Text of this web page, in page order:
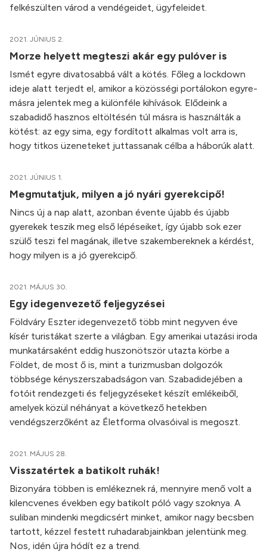
felkészülten várod a vendégeidet, ügyfeleidet.
2021. JÚNIUS 2.
Morze helyett megteszi akár egy pulóver is
Ismét egyre divatosabbá vált a kötés. Főleg a lockdown
ideje alatt terjedt el, amikor a közösségi portálokon egyre-
másra jelentek meg a különféle kihívások. Elődeink a
szabadidő hasznos eltöltésén túl másra is használták a
kötést: az egy sima, egy fordított alkalmas volt arra is,
hogy titkos üzeneteket juttassanak célba a háborúk alatt.
2021. JÚNIUS 1.
Megmutatjuk, milyen a jó nyári gyerekcipő!
Nincs új a nap alatt, azonban évente újabb és újabb
gyerekek teszik meg első lépéseiket, így újabb sok ezer
szülő teszi fel magának, illetve szakembereknek a kérdést,
hogy milyen is a jó gyerekcipő.
2021. MÁJUS 30.
Egy idegenvezető feljegyzései
Földváry Eszter idegenvezető több mint negyven éve
kísér turistákat szerte a világban. Egy amerikai utazási iroda
munkatársaként eddig huszonötször utazta körbe a
Földet, de most ő is, mint a turizmusban dolgozók
többsége kényszerszabadságon van. Szabadidejében a
fotóit rendezgeti és feljegyzéseket készít emlékeiből,
amelyek közül néhányat a következő hetekben
vendégszerzőként az Életforma olvasóival is megoszt.
2021. MÁJUS 28.
Visszatértek a batikolt ruhák!
Bizonyára többen is emlékeznek rá, mennyire menő volt a
kilencvenes években egy batikolt póló vagy szoknya. A
suliban mindenki megdicsért minket, amikor nagy becsben
tartott, kézzel festett ruhadarabjainkban jelentünk meg.
Nos, idén újra hódít ez a trend.